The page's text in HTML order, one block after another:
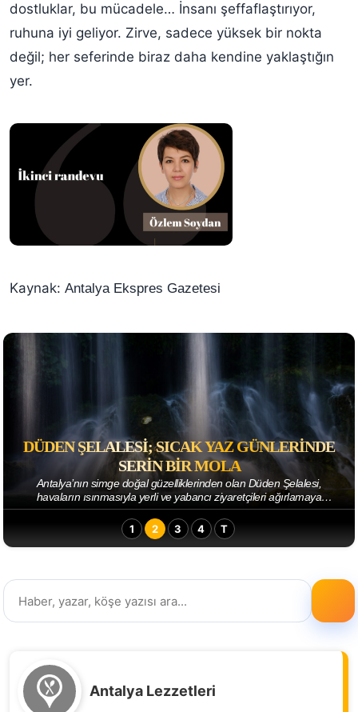
dostluklar, bu mücadele… İnsanı şeffaflaştırıyor,
ruhuna iyi geliyor. Zirve, sadece yüksek bir nokta
değil; her seferinde biraz daha kendine yaklaştığın
yer.
Kaynak: Antalya Ekspres Gazetesi
SAPADERE İPEK EVI’NE ZIYARETÇI AKINI
Antalya Büyükşehir Belediyesi tarafından Alanya Sapadere’de
restore edilerek ipek evine dönüştürülen eski köy okulunda bulunan
üretim atölyeleri ve köy müzes...
1
2 3 4 T
Antalya Lezzetleri